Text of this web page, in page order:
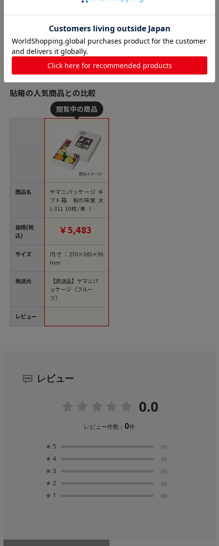
貼箱の人気商品との比較
商品名
価格(税
込)
サイズ
発送元
レビュー
ヤマニパッケージ ギ
フト箱 旬の味覚 大
L-311 10枚/束（ご注
文単位4束）【直送
￥5,483
内寸：270×385×95
mm
【直送品】ヤマニパ
ッケージ（フルー
ツ）
レビュー
0.0
レビュー件数：0件
★ 5 (0)
★ 4 (0)
★ 3 (0)
★ 2 (0)
★ 1 (0)